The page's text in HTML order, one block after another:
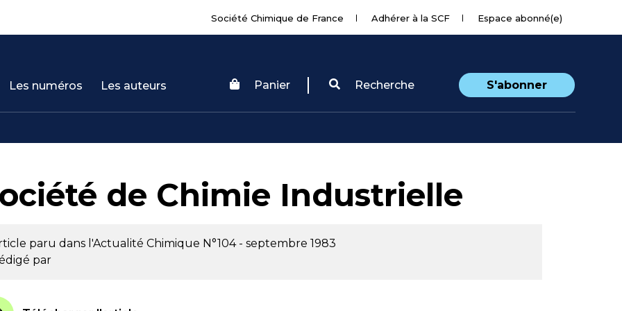
Société Chimique de France Adhérer à la SCF Espace abonné(e)
Les numéros Les auteurs Panier Recherche S'abonner
de Chimie Industrielle
paru dans l'Actualité Chimique N°104 - septembre 1983
par